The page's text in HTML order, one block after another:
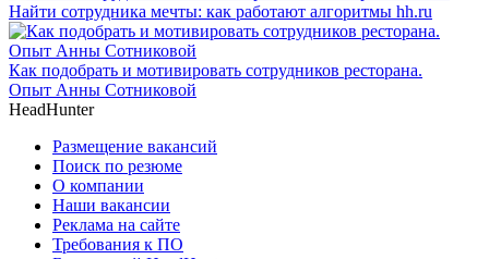
Найти сотрудника мечты: как работают алгоритмы hh.ru
Как подобрать и мотивировать сотрудников ресторана.
Опыт Анны Сотниковой
HeadHunter
Размещение вакансий
Поиск по резюме
О компании
Наши вакансии
Реклама на сайте
Требования к ПО